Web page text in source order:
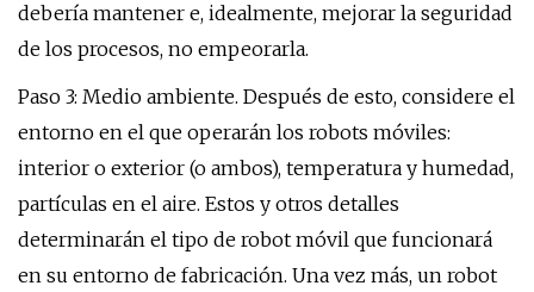
debería mantener e, idealmente, mejorar la seguridad
de los procesos, no empeorarla.
Paso 3: Medio ambiente. Después de esto, considere el
entorno en el que operarán los robots móviles:
interior o exterior (o ambos), temperatura y humedad,
partículas en el aire. Estos y otros detalles
determinarán el tipo de robot móvil que funcionará
en su entorno de fabricación. Una vez más, un robot